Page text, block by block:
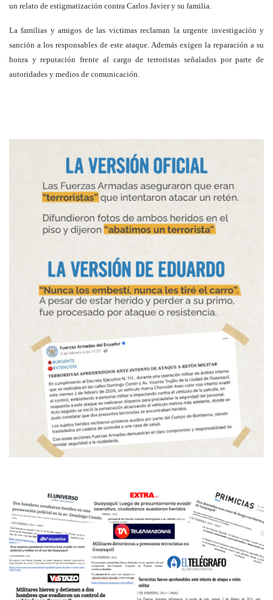
un relato de estigmatización contra Carlos Javier y su familia.
La familias y amigos de las victimas reclaman la urgente investigación y
sanción a los responsables de este ataque. Además exigen la reparación a su
honra y reputación frente al cargo de terroristas señalados por parte de
autoridades y medios de comunicación.